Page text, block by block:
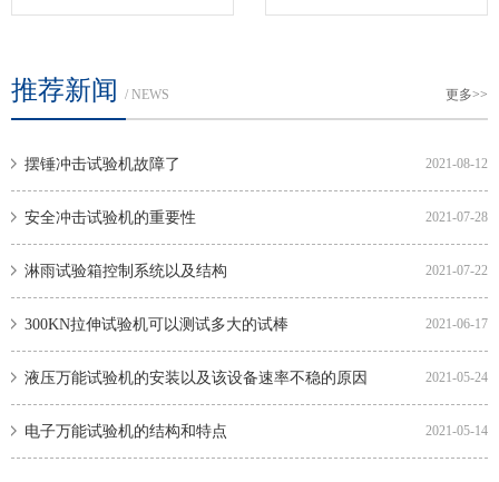
装带试验机性能特点，价...
动弹簧拉压试验机,主要用于...
推荐新闻 / NEWS 更多>>
2021-08-12
摆锤冲击试验机故障了
2021-07-28
安全冲击试验机的重要性
2021-07-22
淋雨试验箱控制系统以及结构
2021-06-17
300KN拉伸试验机可以测试多大的试棒
2021-05-24
液压万能试验机的安装以及该设备速率不稳的原因
2021-05-14
电子万能试验机的结构和特点